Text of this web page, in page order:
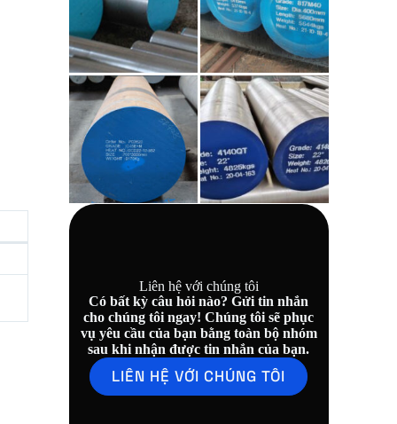
Liên hệ với chúng tôi
Có bất kỳ câu hỏi nào? Gửi tin nhắn
cho chúng tôi ngay! Chúng tôi sẽ phục
vụ yêu cầu của bạn bằng toàn bộ nhóm
sau khi nhận được tin nhắn của bạn.
LIÊN HỆ VỚI CHÚNG TÔI